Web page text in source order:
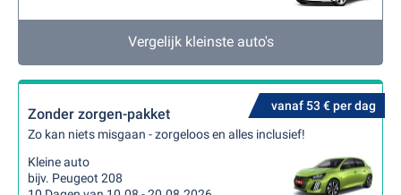
Vergelijk kleinste auto's
vanaf 53 € per dag
Zonder zorgen-pakket
Zo kan niets misgaan - zorgeloos en alles inclusief!
Kleine auto
bijv. Peugeot 208